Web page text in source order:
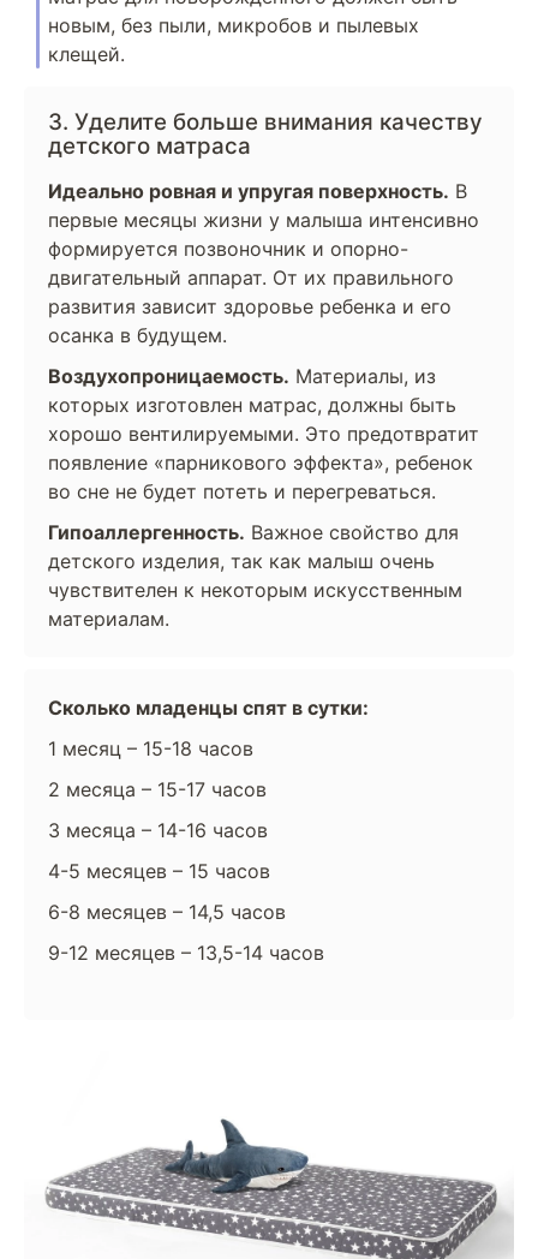
новым, без пыли, микробов и пылевых
клещей.
3. Уделите больше внимания качеству
детского матраса
Идеально ровная и упругая поверхность. В
первые месяцы жизни у малыша интенсивно
формируется позвоночник и опорно-
двигательный аппарат. От их правильного
развития зависит здоровье ребенка и его
осанка в будущем.
Воздухопроницаемость. Материалы, из
которых изготовлен матрас, должны быть
хорошо вентилируемыми. Это предотвратит
появление «парникового эффекта», ребенок
во сне не будет потеть и перегреваться.
Гипоаллергенность. Важное свойство для
детского изделия, так как малыш очень
чувствителен к некоторым искусственным
материалам.
Сколько младенцы спят в сутки:
1 месяц – 15-18 часов
2 месяца – 15-17 часов
3 месяца – 14-16 часов
4-5 месяцев – 15 часов
6-8 месяцев – 14,5 часов
9-12 месяцев – 13,5-14 часов